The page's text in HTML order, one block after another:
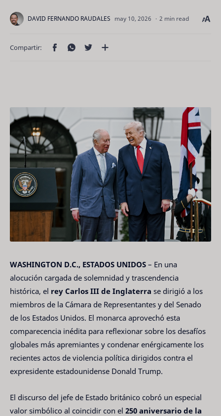
2 min read
WASHINGTON D.C., ESTADOS UNIDOS – En una
alocución cargada de solemnidad y trascendencia
histórica, el rey Carlos III de Inglaterra se dirigió a los
miembros de la Cámara de Representantes y del Senado
de los Estados Unidos. El monarca aprovechó esta
comparecencia inédita para reflexionar sobre los desafíos
globales más apremiantes y condenar enérgicamente los
recientes actos de violencia política dirigidos contra el
expresidente estadounidense Donald Trump.
El discurso del jefe de Estado británico cobró un especial
valor simbólico al coincidir con el 250 aniversario de la